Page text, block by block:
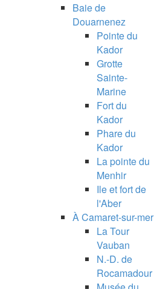
Baie de
Douarnenez
Pointe du
Kador
Grotte
Sainte-
Marine
Fort du
Kador
Phare du
Kador
La pointe du
Menhir
Ile et fort de
l'Aber
À Camaret-sur-mer
La Tour
Vauban
N.-D. de
Rocamadour